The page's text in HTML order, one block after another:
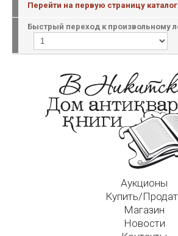
Перейти на первую страницу
Быстрый переход к произвольному
Аукционы
Купить/
Магазин
Новости